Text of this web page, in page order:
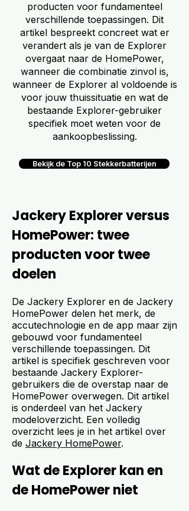
producten voor fundamenteel
verschillende toepassingen. Dit
artikel bespreekt concreet wat er
verandert als je van de Explorer
overgaat naar de HomePower,
wanneer die combinatie zinvol is,
wanneer de Explorer al voldoende is
voor jouw thuissituatie en wat de
bestaande Explorer-gebruiker
specifiek moet weten voor de
aankoopbeslissing.
Bekijk de Top 10 Stekkerbatterijen
Jackery Explorer versus
HomePower: twee
producten voor twee
doelen
De Jackery Explorer en de Jackery
HomePower delen het merk, de
accutechnologie en de app maar zijn
gebouwd voor fundamenteel
verschillende toepassingen. Dit
artikel is specifiek geschreven voor
bestaande Jackery Explorer-
gebruikers die de overstap naar de
HomePower overwegen. Dit artikel
is onderdeel van het Jackery
modeloverzicht. Een volledig
overzicht lees je in het artikel over
de Jackery HomePower.
Wat de Explorer kan en
de HomePower niet